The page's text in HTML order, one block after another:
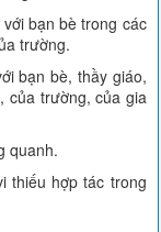
bạn bè trong các
trường.
bạn bè, thầy giáo,
của trường, của gia
quanh.
thiếu hợp tác trong